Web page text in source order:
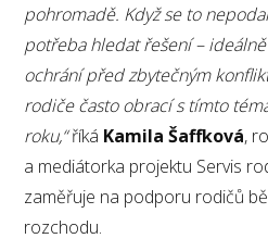
pohromadě. Když se to
potřeba hledat řešení –
ochrání před zbytečným
rodiče často obrací s tímto
roku,“říká Kamila Šaffková,
a mediátorka projektu Servis
zaměřuje na podporu rodičů
rozchodu.